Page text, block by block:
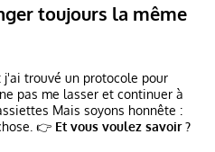
toujours la même
j'ai trouvé un protocole pour
pas me lasser et continuer à
Mais soyons honnête :
👉 Et vous voulez savoir ?